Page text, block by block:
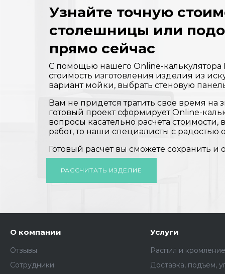
РАССЧИТАТЬ ИЗДЕЛИЕ
С помощью нашего Online-калькулятора
стоимость изготовления изделия из
вариант мойки, выбрать стеновую
Вам не придется тратить свое время на
готовый проект сформирует Online-
вопросы касательно расчета
работ, то наши специалисты с радостью
Готовый расчет вы сможете сохранить
Узнайте точную
столешницы или
прямо сейчас
О компании
Отзывы
Сотрудники
Услуги
Распил и
Доставка, подъем,